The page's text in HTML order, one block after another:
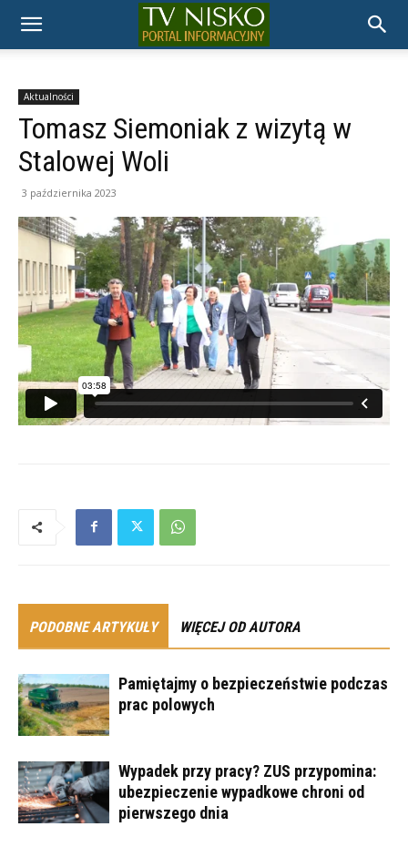
TELEWIZJA
NISKO
Aktualności
Tomasz Siemoniak z wizytą w
Stalowej Woli
3 października 2023
PODOBNE ARTYKUŁY WIĘCEJ OD AUTORA
Pamiętajmy o bezpieczeństwie podczas
prac polowych
Wypadek przy pracy? ZUS przypomina:
ubezpieczenie wypadkowe chroni od
pierwszego dnia